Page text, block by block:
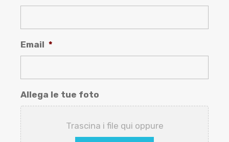
Email *
Allega le tue foto
Trascina i file qui oppure